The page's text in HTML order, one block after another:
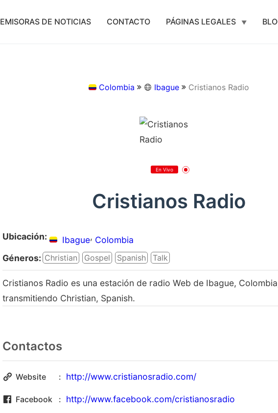
EMISORAS DE NOTICIAS CONTACTO PÁGINAS LEGALES
Colombia Ibague Cristianos Radio
En Vivo
Cristianos Radio
Ubicación: Ibague, Colombia
Géneros: Christian Gospel Spanish Talk
Cristianos Radio es una estación de radio Web de Ibague,
transmitiendo Christian, Spanish.
Contactos
Website http://www.cristianosradio.com/
Facebook http://www.facebook.com/cristianosradio